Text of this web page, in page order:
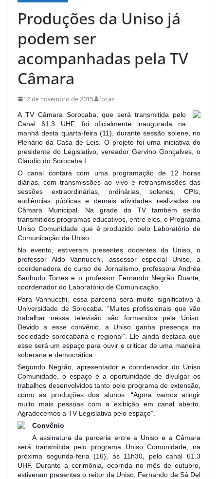
Produções da Uniso já
podem ser
acompanhadas pela TV
Câmara
12 de novembro de 2015 focas
A TV Câmara Sorocaba, que será transmitida pelo
Canal 61.3 UHF, foi oficialmente inaugurada na
manhã desta quarta-feira (11), durante sessão solene, no
Plenário da Casa de Leis. O projeto foi uma iniciativa do
presidente do Legislativo, vereador Gervino Gonçalves, o
Cláudio do Sorocaba I.
O canal contará com uma programação de 12 horas
diárias, com transmissões ao vivo e retransmissões das
sessões extraordinárias, ordinárias, solenes, CPIs,
audiências públicas e demais atividades realizadas na
Câmara Municipal. Na grade da TV também serão
transmitidos programas educativos, entre eles, o Programa
Uniso Comunidade que é produzido pelo Laboratório de
Comunicação da Uniso.
No evento, estiveram presentes docentes da Uniso, o
professor Aldo Vannucchi, assessor especial Uniso, a
coordenadora do curso de Jornalismo, professora Andréa
Sanhudo Torres e o professor Fernando Negrão Duarte,
coordenador do Laboratório de Comunicação.
Para Vannucchi, essa parceria será muito significativa à
Universidade de Sorocaba. “Muitos profissionais que vão
trabalhar nessa televisão são formandos pela Uniso.
Devido a esse convênio, a Uniso ganha presença na
sociedade sorocabana e regional”. Ele ainda destaca que
esse será um espaço para ouvir e criticar de uma maneira
soberana e democrática.
Segundo Negrão, apresentador e coordenador do Uniso
Comunidade, o espaço é a oportunidade de divulgar os
trabalhos desenvolvidos tanto pelo programa de extensão,
como as produções dos alunos. “Agora vamos atingir
muito mais pessoas com a exibição em canal aberto.
Agradecemos a TV Legislativa pelo espaço”.
Convênio
A assinatura da parceria entre a Uniso e a Câmara
será transmitida pelo programa Uniso Comunidade, na
próxima segunda-feira (16), ás 11h30, pelo canal 61.3
UHF. Durante a cerimônia, ocorrida no mês de outubro,
estiveram presentes o reitor da Uniso, Fernando de Sá Del